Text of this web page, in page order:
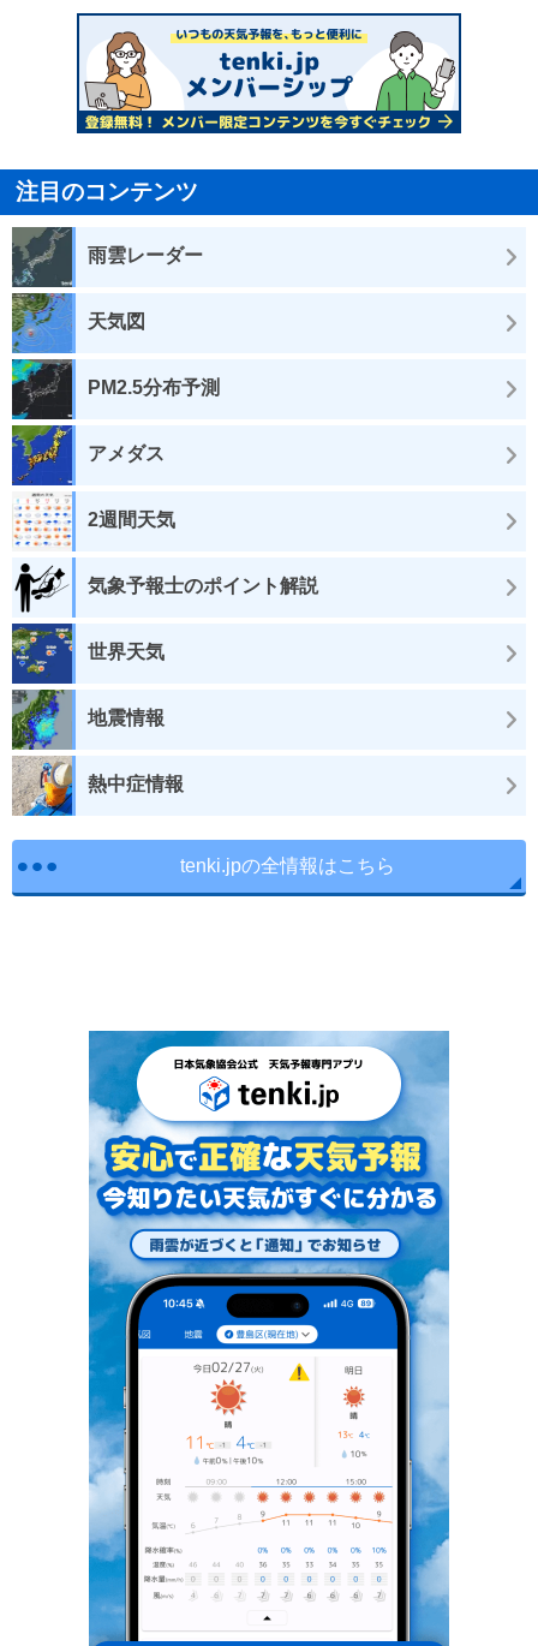
注目のコンテンツ
雨雲レーダー
天気図
PM2.5分布予測
アメダス
2週間天気
気象予報士のポイント解説
世界天気
地震情報
熱中症情報
tenki.jpの全情報はこちら